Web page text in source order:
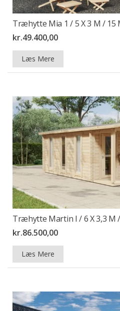
Træhytte Mia 1 / 5 X 3 M / 15
kr.49.400,00
Læs Mere
Træhytte Martin I / 6 X 3,3 M
kr.86.500,00
Læs Mere